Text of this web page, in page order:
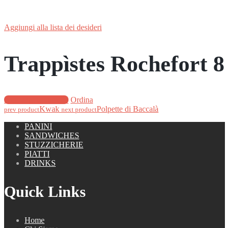
Aggiungi alla lista dei desideri
Trappìstes Rochefort 8
Aggiungi al carrello Ordina
prev productKwak next productPolpette di Baccalà
PANINI
SANDWICHES
STUZZICHERIE
PIATTI
DRINKS
Quick Links
Home